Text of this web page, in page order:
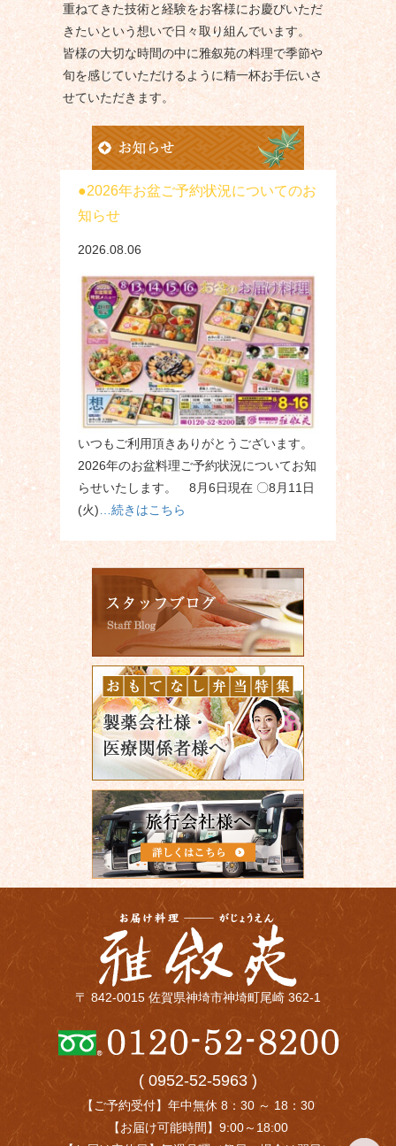
重ねてきた技術と経験をお客様にお慶びいただ
きたいという想いで日々取り組んでいます。
皆様の大切な時間の中に雅叙苑の料理で季節や
旬を感じていただけるように精一杯お手伝いさ
せていただきます。
2026年お盆ご予約状況についてのお
知らせ
2026.08.06
いつもご利用頂きありがとうございます。
2026年のお盆料理ご予約状況についてお知
らせいたします。 8月6日現在 〇8月11日
(火) …続きはこちら
〒 842-0015 佐賀県神埼市神埼町尾崎 362-1
( 0952-52-5963 )
【ご予約受付】年中無休 8：30 ～ 18：30
【お届け可能時間】9:00～18:00